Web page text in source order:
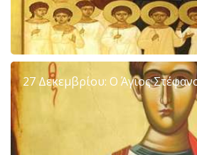
27 Δεκεμβρίου: Ο Άγιος